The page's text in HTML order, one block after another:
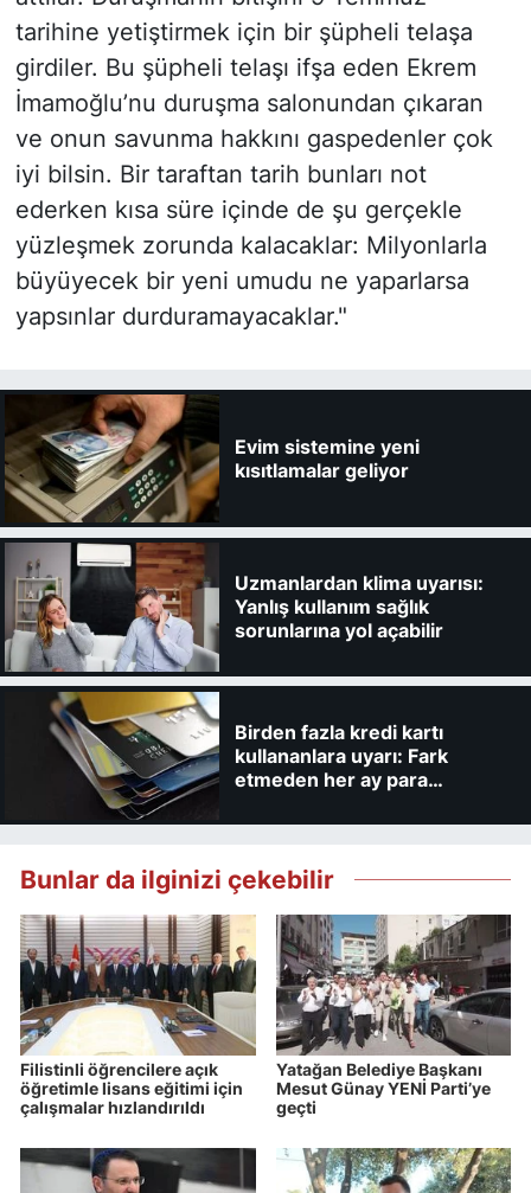
tarihine yetiştirmek için bir şüpheli telaşa
girdiler. Bu şüpheli telaşı ifşa eden Ekrem
İmamoğlu’nu duruşma salonundan çıkaran
ve onun savunma hakkını gaspedenler çok
iyi bilsin. Bir taraftan tarih bunları not
ederken kısa süre içinde de şu gerçekle
yüzleşmek zorunda kalacaklar: Milyonlarla
büyüyecek bir yeni umudu ne yaparlarsa
yapsınlar durduramayacaklar."
Evim sistemine yeni
kısıtlamalar geliyor
Uzmanlardan klima uyarısı:
Yanlış kullanım sağlık
sorunlarına yol açabilir
Birden fazla kredi kartı
kullananlara uyarı: Fark
etmeden her ay para
Bunlar da ilginizi çekebilir
Filistinli öğrencilere açık
öğretimle lisans eğitimi için
çalışmalar hızlandırıldı
Yatağan Belediye Başkanı
Mesut Günay YENİ Parti’ye
geçti